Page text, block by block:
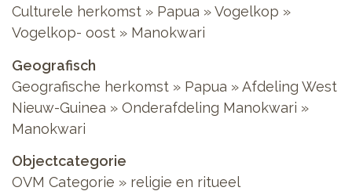
Culturele herkomst » Papua » Vogelkop »
Vogelkop- oost » Manokwari
Geografisch
Geografische herkomst » Papua » Afdeling West
Nieuw-Guinea » Onderafdeling Manokwari »
Manokwari
Objectcategorie
OVM Categorie » religie en ritueel